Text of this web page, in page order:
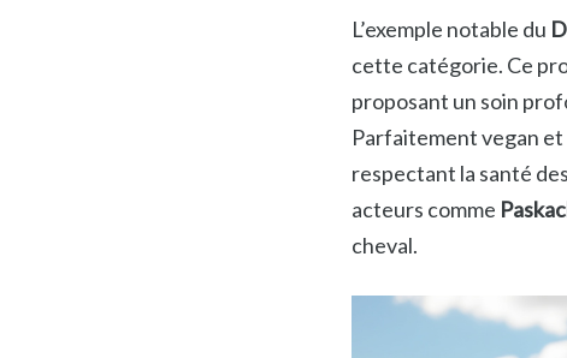
L’exemple notable du
cette catégorie. Ce
proposant un soin
Parfaitement vegan
respectant la santé
acteurs comme
cheval.